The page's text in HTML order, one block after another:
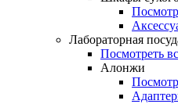
Лабораторная
Посмотреть
Алонжи